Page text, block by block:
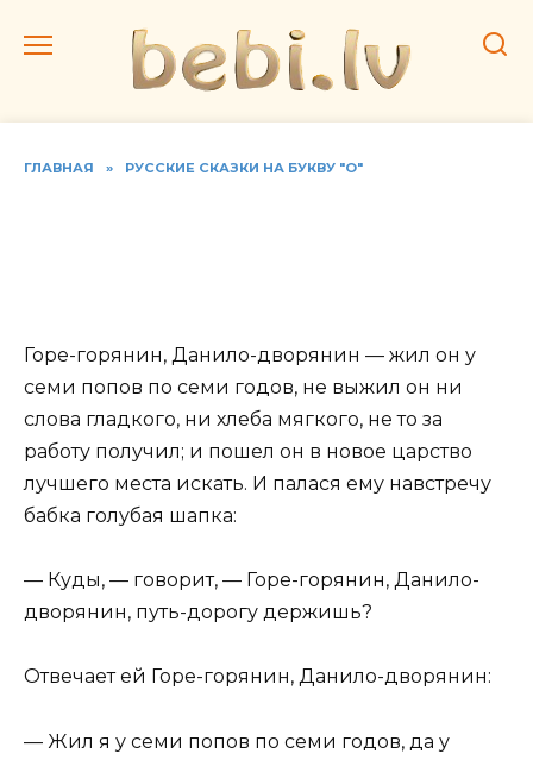
ГЛАВНАЯ » РУССКИЕ СКАЗКИ НА БУКВУ "О"
Горе-горянин, Данило-дворянин — жил он у
семи попов по семи годов, не выжил он ни
слова гладкого, ни хлеба мягкого, не то за
работу получил; и пошел он в новое царство
лучшего места искать. И палася ему навстречу
бабка голубая шапка:
— Куды, — говорит, — Горе-горянин, Данило-
дворянин, путь-дорогу держишь?
Отвечает ей Горе-горянин, Данило-дворянин:
— Жил я у семи попов по семи годов, да у